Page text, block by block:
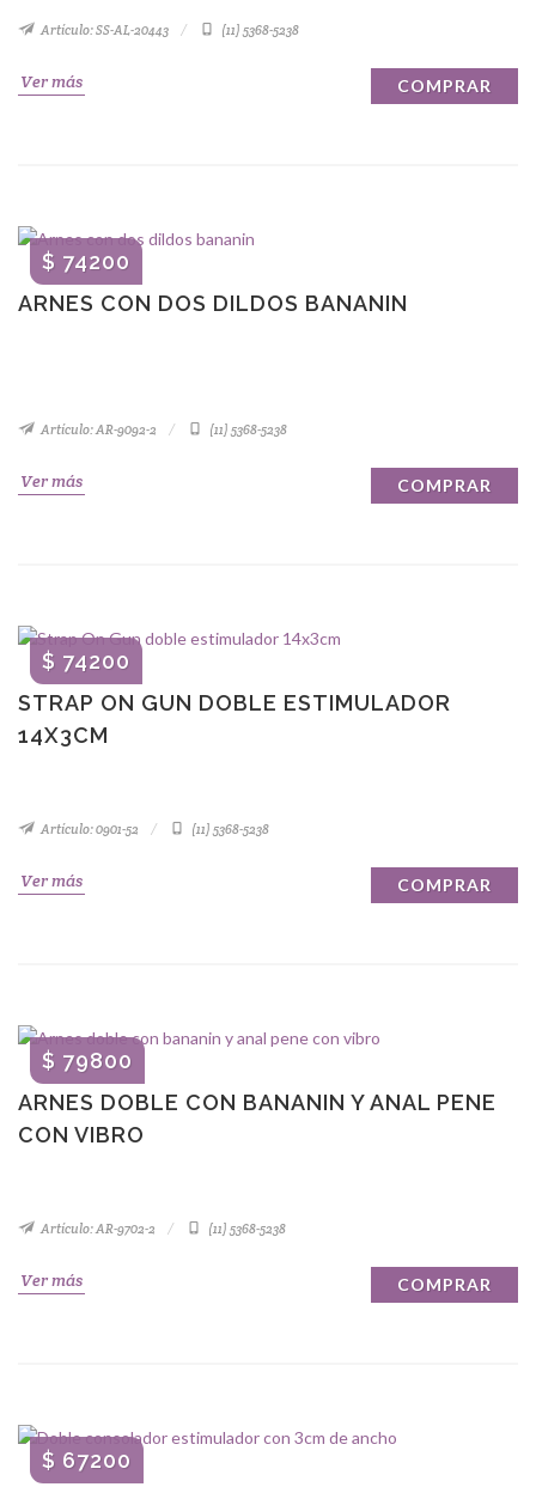
Artículo: SS-AL-20443 (11) 5368-5238
Ver más COMPRAR
ARNES CON DOS DILDOS BANANIN
$ 74200
Artículo: AR-9092-2 (11) 5368-5238
Ver más COMPRAR
STRAP ON GUN DOBLE ESTIMULADOR
14X3CM
$ 74200
Artículo: 0901-52 (11) 5368-5238
Ver más COMPRAR
ARNES DOBLE CON BANANIN Y ANAL PENE
CON VIBRO
$ 79800
Artículo: AR-9702-2 (11) 5368-5238
Ver más COMPRAR
$ 67200